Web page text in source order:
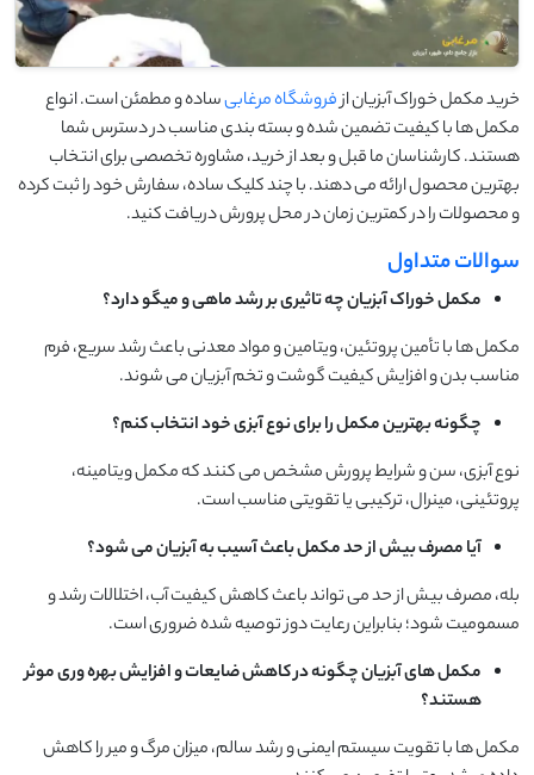
خرید مکمل خوراک آبزیان ازفروشگاه مرغابیساده و مطمئن است. انواع
مکمل ها با کیفیت تضمین شده و بسته بندی مناسب در دسترس شما
هستند. کارشناسان ما قبل و بعد از خرید، مشاوره تخصصی برای انتخاب
بهترین محصول ارائه می دهند. با چند کلیک ساده، سفارش خود را ثبت کرده
و محصولات را در کمترین زمان در محل پرورش دریافت کنید.
سوالات متداول
مکمل خوراک آبزیان چه تاثیری بر رشد ماهی و میگو دارد؟
مکمل ها با تأمین پروتئین، ویتامین و مواد معدنی باعث رشد سریع، فرم
مناسب بدن و افزایش کیفیت گوشت و تخم آبزیان می شوند.
چگونه بهترین مکمل را برای نوع آبزی خود انتخاب کنم؟
نوع آبزی، سن و شرایط پرورش مشخص می کنند که مکمل ویتامینه،
پروتئینی، مینرال، ترکیبی یا تقویتی مناسب است.
آیا مصرف بیش از حد مکمل باعث آسیب به آبزیان می شود؟
بله، مصرف بیش از حد می تواند باعث کاهش کیفیت آب، اختلالات رشد و
مسمومیت شود؛ بنابراین رعایت دوز توصیه شده ضروری است.
مکمل های آبزیان چگونه در کاهش ضایعات و افزایش بهره وری موثر
هستند؟
مکمل ها با تقویت سیستم ایمنی و رشد سالم، میزان مرگ و میر را کاهش